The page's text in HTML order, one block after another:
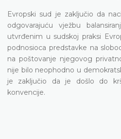
Evropski sud je zaključio da
odgovarajuću vježbu
utvrđenim u sudskoj praksi
podnosioca predstavke na
na poštovanje njegovog
nije bilo neophodno u
je zaključio da je došlo do
konvencije.